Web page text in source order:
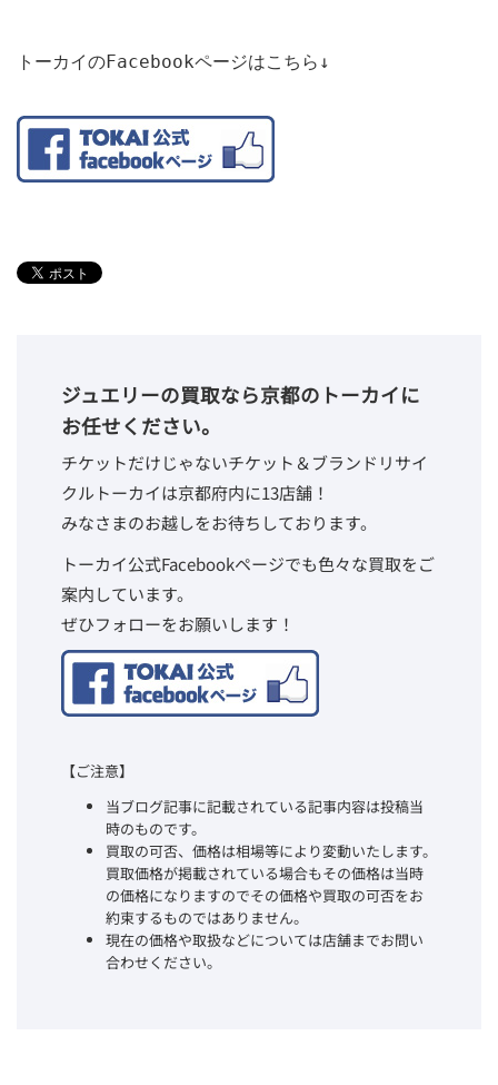
トーカイのFacebookページはこちら↓
ジュエリーの買取なら京都のトーカイに
お任せください。
チケットだけじゃないチケット＆ブランドリサイ
クルトーカイは京都府内に13店舗！
みなさまのお越しをお待ちしております。
トーカイ公式Facebookページでも色々な買取をご
案内しています。
ぜひフォローをお願いします！
【ご注意】
当ブログ記事に記載されている記事内容は投稿当
時のものです。
買取の可否、価格は相場等により変動いたします。
買取価格が掲載されている場合もその価格は当時
の価格になりますのでその価格や買取の可否をお
約束するものではありません。
現在の価格や取扱などについては店舗までお問い
合わせください。